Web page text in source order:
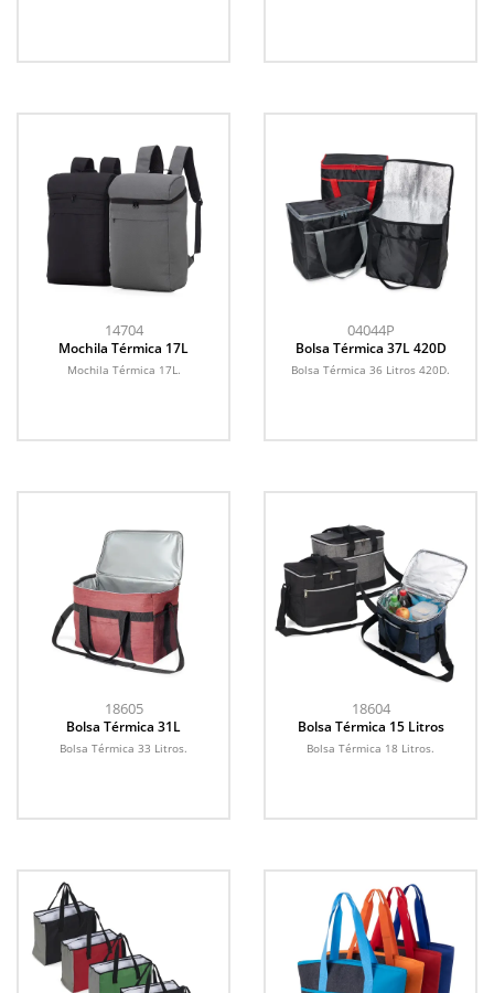
14704
Mochila Térmica 17L
Mochila Térmica 17L.
04044P
Bolsa Térmica 37L 420D
Bolsa Térmica 36 Litros 420D.
18605
Bolsa Térmica 31L
Bolsa Térmica 33 Litros.
18604
Bolsa Térmica 15 Litros
Bolsa Térmica 18 Litros.